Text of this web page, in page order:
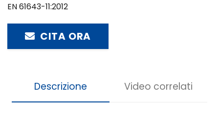
EN 61643-11:2012
CITA ORA
Descrizione Video correlati